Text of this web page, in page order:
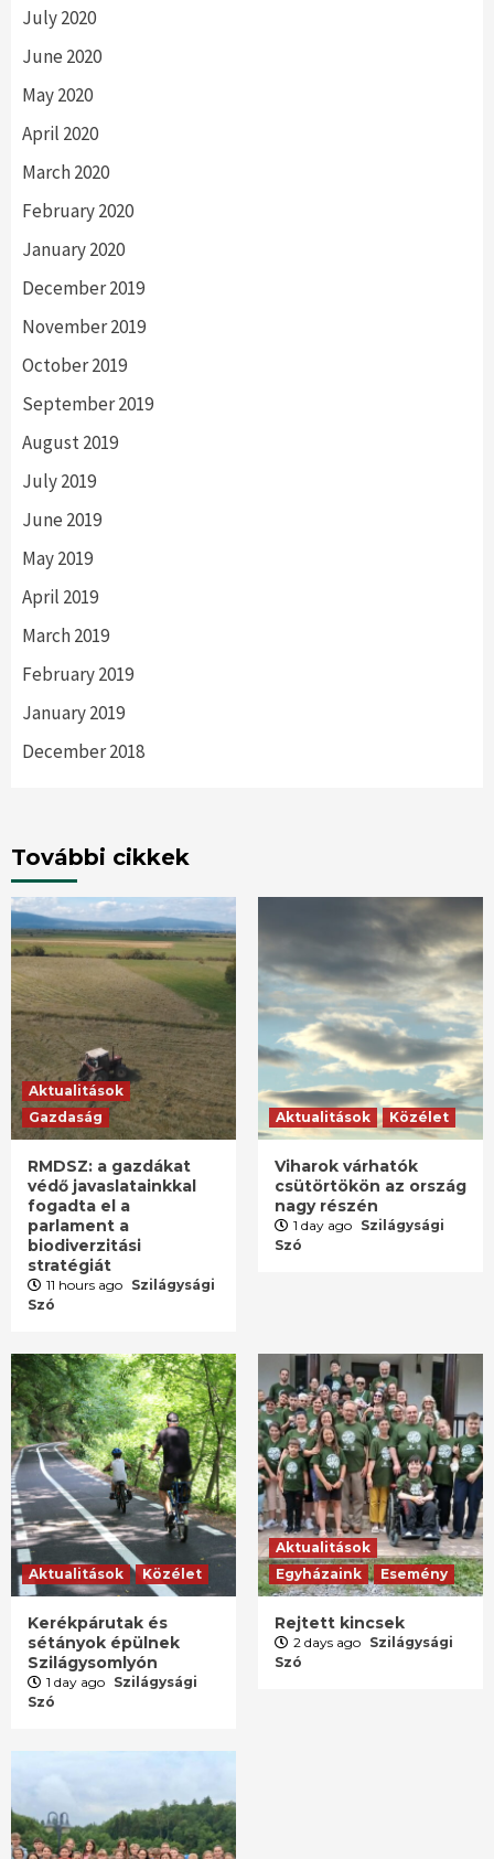
July 2020
June 2020
May 2020
April 2020
March 2020
February 2020
January 2020
December 2019
November 2019
October 2019
September 2019
August 2019
July 2019
June 2019
May 2019
April 2019
March 2019
February 2019
January 2019
December 2018
További cikkek
Aktualitások
Gazdaság
RMDSZ: a gazdákat
védő javaslatainkkal
fogadta el a
parlament a
biodiverzitási
stratégiát
11 hours ago Szilágysági
Szó
Aktualitások Közélet
Viharok várhatók
csütörtökön az ország
nagy részén
1 day ago Szilágysági
Szó
Aktualitások Közélet
Kerékpárutak és
sétányok épülnek
Szilágysomlyón
1 day ago Szilágysági
Szó
Aktualitások
Egyházaink
Esemény
Rejtett kincsek
2 days ago Szilágysági
Szó